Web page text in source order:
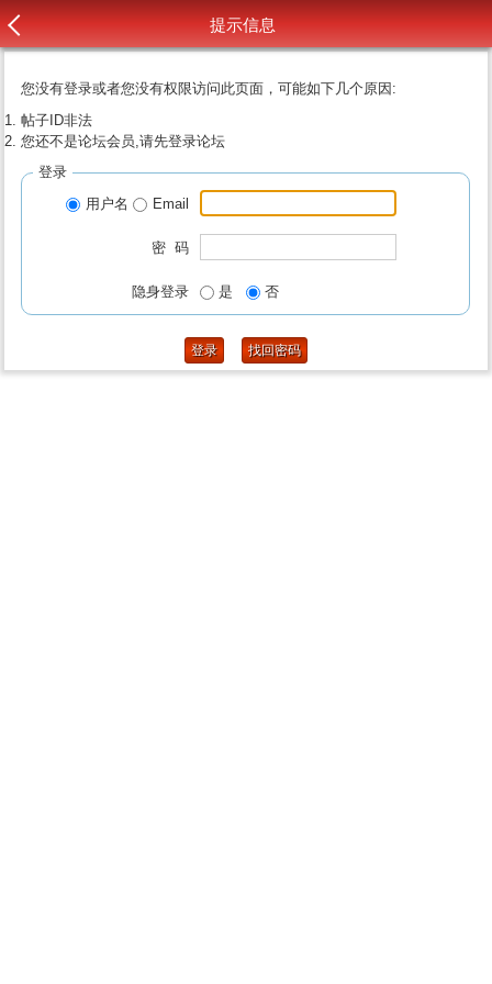
提示信息
您没有登录或者您没有权限访问此页面，可能如下几个原因:
帖子ID非法
您还不是论坛会员,请先登录论坛
登录
用户名
Email
密 码
隐身登录 是 否